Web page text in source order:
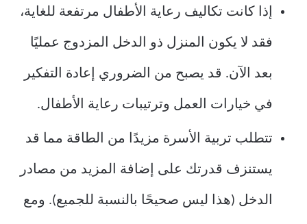
إذا كانت تكاليف رعاية الأطفال مرتفعة للغاية،
فقد لا يكون المنزل ذو الدخل المزدوج عمليًا
بعد الآن. قد يصبح من الضروري إعادة التفكير
في خيارات العمل وترتيبات رعاية الأطفال.
تتطلب تربية الأسرة مزيدًا من الطاقة مما قد
يستنزف قدرتك على إضافة المزيد من مصادر
الدخل (هذا ليس صحيحًا بالنسبة للجميع). ومع